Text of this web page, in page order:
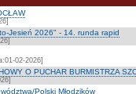
Jesień 2026" - 14. runda rapid
02-2026]
O PUCHAR BURMISTRZA
Polski Młodzików